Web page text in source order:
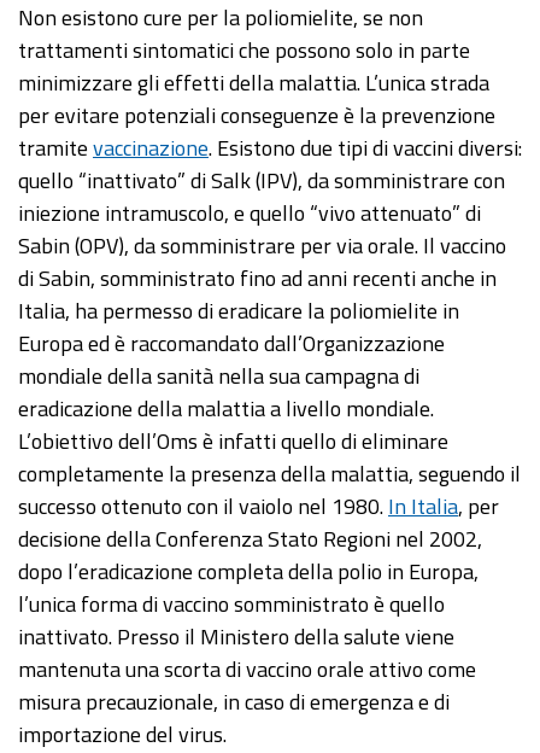
Non esistono cure per la poliomielite, se non
trattamenti sintomatici che possono solo in parte
minimizzare gli effetti della malattia. L’unica strada
per evitare potenziali conseguenze è la prevenzione
tramitevaccinazione. Esistono due tipi di vaccini diversi:
quello “inattivato” di Salk (IPV), da somministrare con
iniezione intramuscolo, e quello “vivo attenuato” di
Sabin (OPV), da somministrare per via orale. Il vaccino
di Sabin, somministrato fino ad anni recenti anche in
Italia, ha permesso di eradicare la poliomielite in
Europa ed è raccomandato dall’Organizzazione
mondiale della sanità nella sua campagna di
eradicazione della malattia a livello mondiale.
L’obiettivo dell’Oms è infatti quello di eliminare
completamente la presenza della malattia, seguendo il
successo ottenuto con il vaiolo nel 1980.In Italia, per
decisione della Conferenza Stato Regioni nel 2002,
dopo l’eradicazione completa della polio in Europa,
l’unica forma di vaccino somministrato è quello
inattivato. Presso il Ministero della salute viene
mantenuta una scorta di vaccino orale attivo come
misura precauzionale, in caso di emergenza e di
importazione del virus.